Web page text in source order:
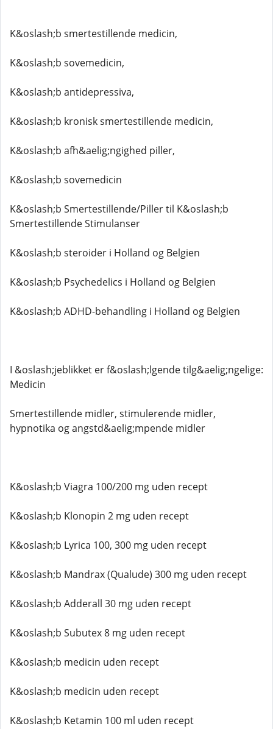
K&oslash;b smertestillende medicin,
K&oslash;b sovemedicin,
K&oslash;b antidepressiva,
K&oslash;b kronisk smertestillende medicin,
K&oslash;b afh&aelig;ngighed piller,
K&oslash;b sovemedicin
K&oslash;b Smertestillende/Piller til K&oslash;b
Smertestillende Stimulanser
K&oslash;b steroider i Holland og Belgien
K&oslash;b Psychedelics i Holland og Belgien
K&oslash;b ADHD-behandling i Holland og Belgien
I &oslash;jeblikket er f&oslash;lgende tilg&aelig;ngelige:
Medicin
Smertestillende midler, stimulerende midler,
hypnotika og angstd&aelig;mpende midler
K&oslash;b Viagra 100/200 mg uden recept
K&oslash;b Klonopin 2 mg uden recept
K&oslash;b Lyrica 100, 300 mg uden recept
K&oslash;b Mandrax (Qualude) 300 mg uden recept
K&oslash;b Adderall 30 mg uden recept
K&oslash;b Subutex 8 mg uden recept
K&oslash;b medicin uden recept
K&oslash;b medicin uden recept
K&oslash;b Ketamin 100 ml uden recept